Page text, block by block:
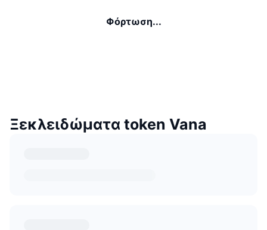
Φόρτωση...
Ξεκλειδώματα token Vana